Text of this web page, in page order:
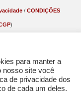
/ CONDIÇÕES
)
para manter a
nosso site você
de privacidade dos
de cada um deles,